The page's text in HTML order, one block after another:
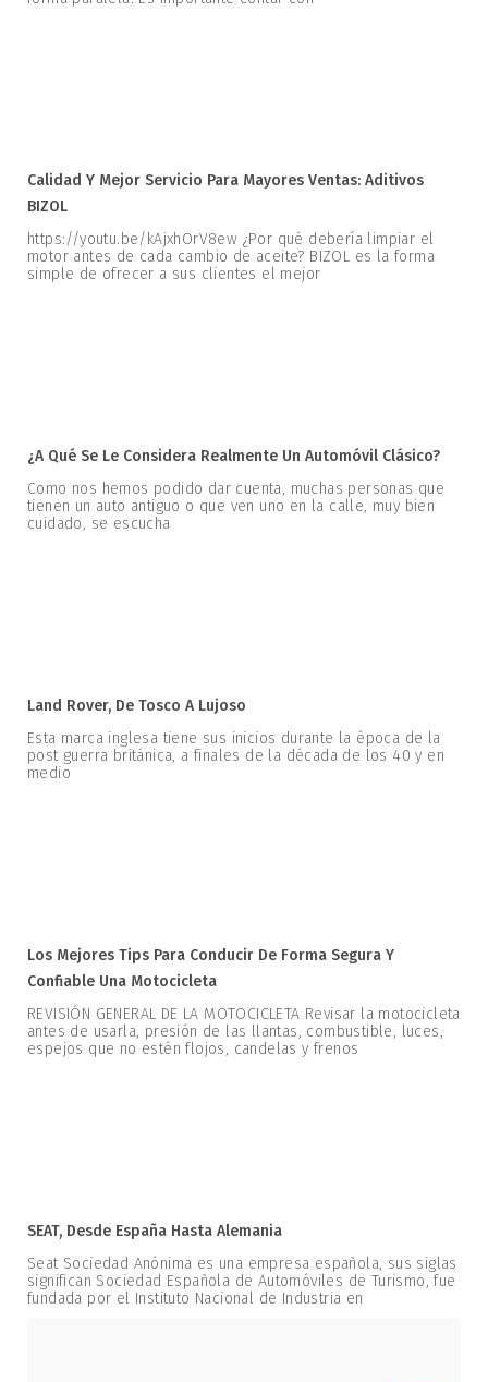
Calidad Y Mejor Servicio Para Mayores Ventas: Aditivos
BIZOL
https://youtu.be/kAjxhOrV8ew ¿Por qué debería limpiar el
motor antes de cada cambio de aceite? BIZOL es la forma
simple de ofrecer a sus clientes el mejor
¿A Qué Se Le Considera Realmente Un Automóvil Clásico?
Como nos hemos podido dar cuenta, muchas personas que
tienen un auto antiguo o que ven uno en la calle, muy bien
cuidado, se escucha
Land Rover, De Tosco A Lujoso
Esta marca inglesa tiene sus inicios durante la época de la
post guerra británica, a finales de la década de los 40 y en
medio
Los Mejores Tips Para Conducir De Forma Segura Y
Confiable Una Motocicleta
REVISIÓN GENERAL DE LA MOTOCICLETA Revisar la motocicleta
antes de usarla, presión de las llantas, combustible, luces,
espejos que no estén flojos, candelas y frenos
SEAT, Desde España Hasta Alemania
Seat Sociedad Anónima es una empresa española, sus siglas
significan Sociedad Española de Automóviles de Turismo, fue
fundada por el Instituto Nacional de Industria en